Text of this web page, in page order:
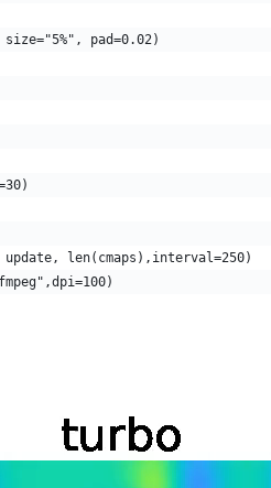
pad=0.02)
len(cmaps),interval=250)